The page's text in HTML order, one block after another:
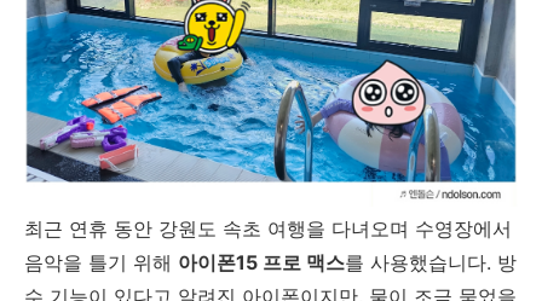
최근 연휴 동안 강원도 속초 여행을 다녀오며 수영장에서
음악을 틀기 위해 아이폰15 프로 맥스를 사용했습니다. 방
수 기능이 있다고 알려진 아이폰이지만, 물이 조금 묻었을